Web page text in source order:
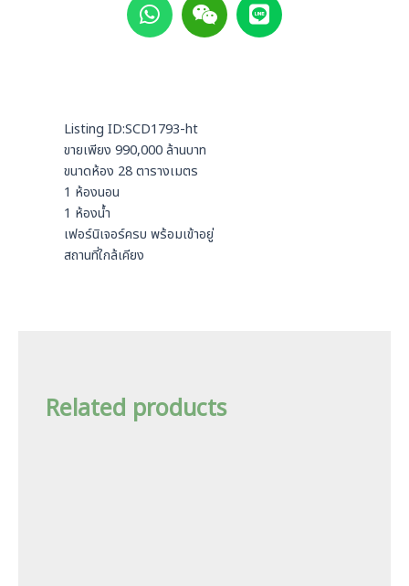
a
p
p
i n
Listing ID:SCD1793-ht
ขายเพียง 990,000 ล้านบาท
ขนาดห้อง 28 ตารางเมตร
1 ห้องนอน
1 ห้องน้ำ
เฟอร์นิเจอร์ครบ พร้อมเข้าอยู่
สถานที่ใกล้เคียง
Related products